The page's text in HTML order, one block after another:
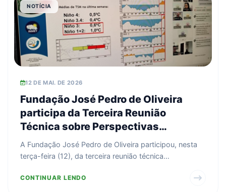
NOTÍCIA
12 DE MAI. DE 2026
Fundação José Pedro de Oliveira
participa da Terceira Reunião
Técnica sobre Perspectivas
Climáticas para 2026 e o Risco de
Incêndios Florestais-COMIF
A Fundação José Pedro de Oliveira participou, nesta
terça-feira (12), da terceira reunião técnica
CONTINUAR LENDO